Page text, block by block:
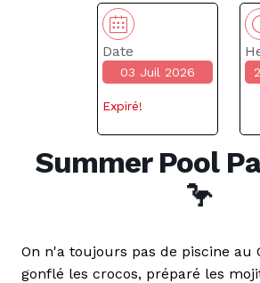
Date
03 Juil 2026
Expiré!
Summer Pool
🦩
On n'a toujours pas de piscine au
gonflé les crocos, préparé les